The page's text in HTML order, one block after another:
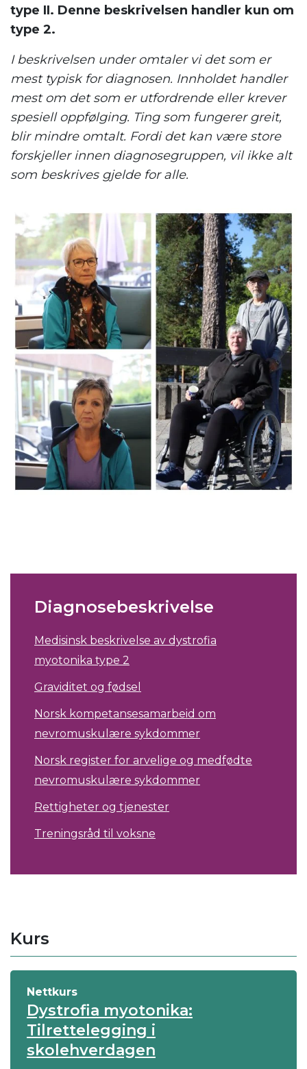
type II. Denne beskrivelsen handler kun om
type 2.
I beskrivelsen under omtaler vi det som er
mest typisk for diagnosen. Innholdet handler
mest om det som er utfordrende eller krever
spesiell oppfølging. Ting som fungerer greit,
blir mindre omtalt. Fordi det kan være store
forskjeller innen diagnosegruppen, vil ikke alt
som beskrives gjelde for alle.
Diagnosebeskrivelse
Medisinsk beskrivelse av dystrofia
myotonika type 2
Graviditet og fødsel
Norsk kompetansesamarbeid om
nevromuskulære sykdommer
Norsk register for arvelige og medfødte
nevromuskulære sykdommer
Rettigheter og tjenester
Treningsråd til voksne
Kurs
Nettkurs
Dystrofia myotonika:
Tilrettelegging i
skolehverdagen